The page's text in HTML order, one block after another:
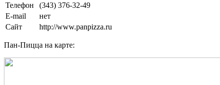
Телефон
(343) 376-32-49
E-mail
нет
Сайт
http://www.panpizza.ru
Пан-Пицца на карте: